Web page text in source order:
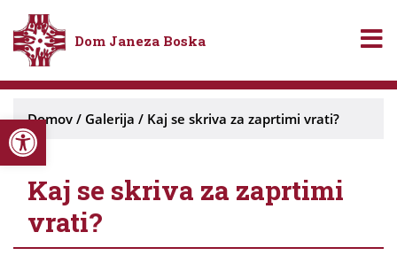
Open toolbar
Dom Janeza Boska
Domov / Galerija / Kaj se skriva za zaprtimi vrati?
Kaj se skriva za zaprtimi
vrati?